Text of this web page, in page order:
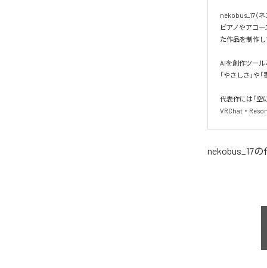
nekobus_17（
ピアノやアコ
た作品を制作し
AIを創作ツール
「やさしさ」や
代表作には「空
VRChat・
nekobus_17の